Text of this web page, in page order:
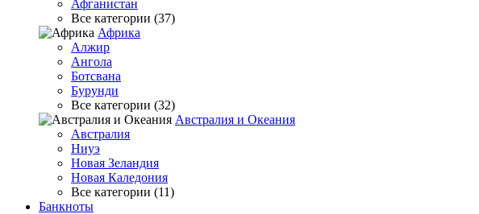
Афганистан
Все категории (37)
Африка
Алжир
Ангола
Ботсвана
Бурунди
Все категории (32)
Австралия и Океания
Австралия
Ниуэ
Новая Зеландия
Новая Каледония
Все категории (11)
Банкноты